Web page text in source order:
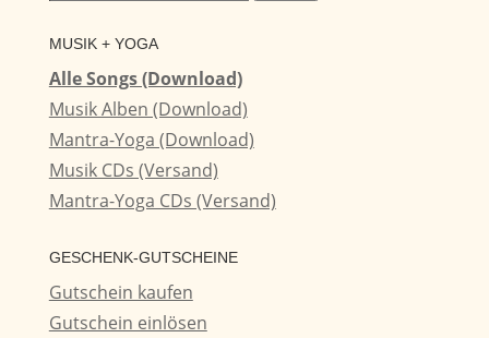
MUSIK + YOGA
Alle Songs (Download)
Musik Alben (Download)
Mantra-Yoga (Download)
Musik CDs (Versand)
Mantra-Yoga CDs (Versand)
GESCHENK-GUTSCHEINE
Gutschein kaufen
Gutschein einlösen